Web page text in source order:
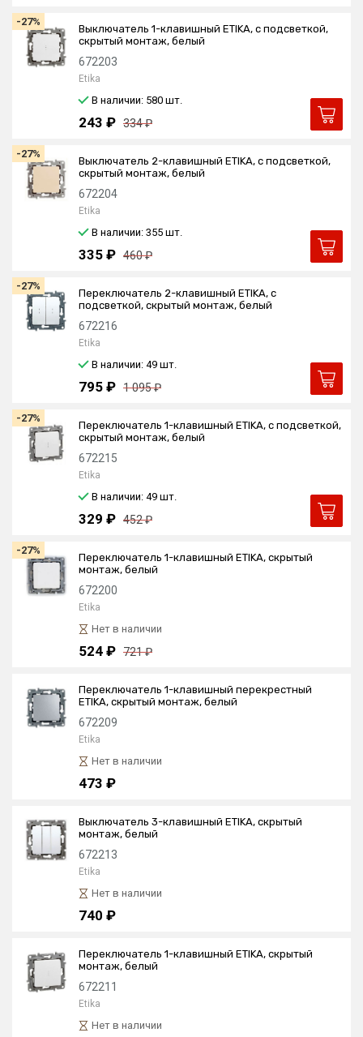
-27%
Выключатель 1-клавишный ETIKA, с подсветкой,
скрытый монтаж, белый
672203
Etika
В наличии: 580 шт.
243 ₽ 334 ₽
-27%
Выключатель 2-клавишный ETIKA, с подсветкой,
скрытый монтаж, белый
672204
Etika
В наличии: 355 шт.
335 ₽ 460 ₽
-27%
Переключатель 2-клавишный ETIKA, с
подсветкой, скрытый монтаж, белый
672216
Etika
В наличии: 49 шт.
795 ₽ 1 095 ₽
-27%
Переключатель 1-клавишный ETIKA, с подсветкой,
скрытый монтаж, белый
672215
Etika
В наличии: 49 шт.
329 ₽ 452 ₽
-27%
Переключатель 1-клавишный ETIKA, скрытый
монтаж, белый
672200
Etika
Нет в наличии
524 ₽ 721 ₽
Переключатель 1-клавишный перекрестный
ETIKA, скрытый монтаж, белый
672209
Etika
Нет в наличии
473 ₽
Выключатель 3-клавишный ETIKA, скрытый
монтаж, белый
672213
Etika
Нет в наличии
740 ₽
Переключатель 1-клавишный ETIKA, скрытый
монтаж, белый
672211
Etika
Нет в наличии